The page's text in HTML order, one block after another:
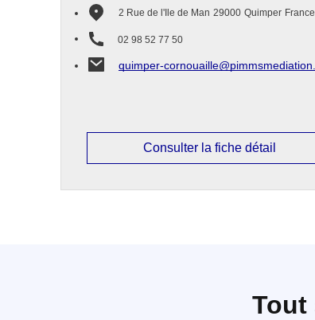
2 Rue de l'Ile de Man 29000 Quimper France
02 98 52 77 50
quimper-
Consulter la fiche détail
Tout